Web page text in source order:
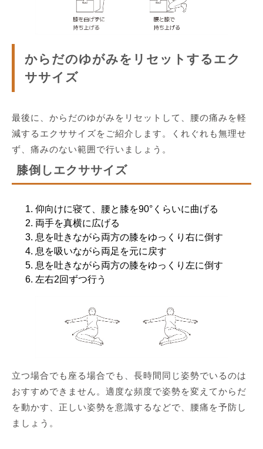
からだのゆがみをリセットするエク
ササイズ
最後に、からだのゆがみをリセットして、腰の痛みを軽
減するエクササイズをご紹介します。くれぐれも無理せ
ず、痛みのない範囲で行いましょう。
膝倒しエクササイズ
仰向けに寝て、腰と膝を90°くらいに曲げる
両手を真横に広げる
息を吐きながら両方の膝をゆっくり右に倒す
息を吸いながら両足を元に戻す
息を吐きながら両方の膝をゆっくり左に倒す
左右2回ずつ行う
立つ場合でも座る場合でも、長時間同じ姿勢でいるのは
おすすめできません。適度な頻度で姿勢を変えてからだ
を動かす、正しい姿勢を意識するなどで、腰痛を予防し
ましょう。